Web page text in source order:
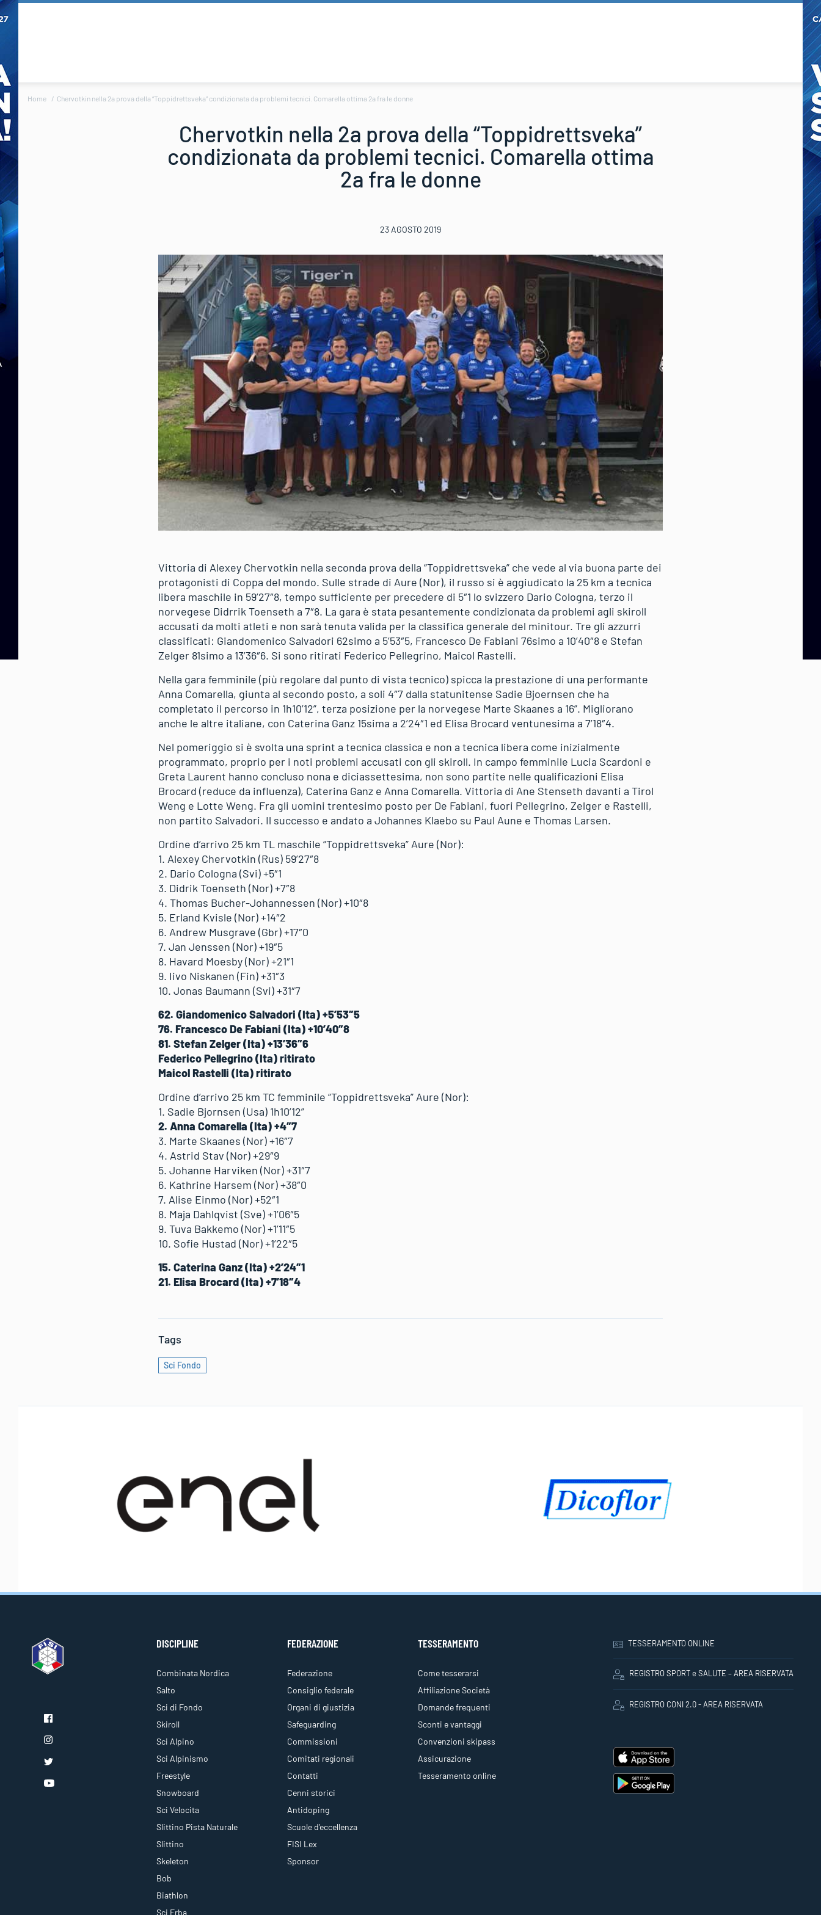
Home Chervotkin nella 2a prova della “Toppidrettsveka” condizionata da problemi tecnici. Comarella ottima 2a fra le donne
Chervotkin nella 2a prova della “Toppidrettsveka”
condizionata da problemi tecnici. Comarella ottima
2a fra le donne
23 AGOSTO 2019
Vittoria di Alexey Chervotkin nella seconda prova della “Toppidrettsveka” che vede al via buona parte dei
protagonisti di Coppa del mondo. Sulle strade di Aure (Nor), il russo si è aggiudicato la 25 km a tecnica
libera maschile in 59’27″8, tempo sufficiente per precedere di 5″1 lo svizzero Dario Cologna, terzo il
norvegese Didrrik Toenseth a 7″8. La gara è stata pesantemente condizionata da problemi agli skiroll
accusati da molti atleti e non sarà tenuta valida per la classifica generale del minitour. Tre gli azzurri
classificati: Giandomenico Salvadori 62simo a 5’53″5, Francesco De Fabiani 76simo a 10’40″8 e Stefan
Zelger 81simo a 13’36″6. Si sono ritirati Federico Pellegrino, Maicol Rastelli.
Nella gara femminile (più regolare dal punto di vista tecnico) spicca la prestazione di una performante
Anna Comarella, giunta al secondo posto, a soli 4″7 dalla statunitense Sadie Bjoernsen che ha
completato il percorso in 1h10’12”, terza posizione per la norvegese Marte Skaanes a 16”. Migliorano
anche le altre italiane, con Caterina Ganz 15sima a 2’24″1 ed Elisa Brocard ventunesima a 7’18″4.
Nel pomeriggio si è svolta una sprint a tecnica classica e non a tecnica libera come inizialmente
programmato, proprio per i noti problemi accusati con gli skiroll. In campo femminile Lucia Scardoni e
Greta Laurent hanno concluso nona e diciassettesima, non sono partite nelle qualificazioni Elisa
Brocard (reduce da influenza), Caterina Ganz e Anna Comarella. Vittoria di Ane Stenseth davanti a Tirol
Weng e Lotte Weng. Fra gli uomini trentesimo posto per De Fabiani, fuori Pellegrino, Zelger e Rastelli,
non partito Salvadori. Il successo e andato a Johannes Klaebo su Paul Aune e Thomas Larsen.
Ordine d’arrivo 25 km TL maschile “Toppidrettsveka” Aure (Nor):
1. Alexey Chervotkin (Rus) 59’27″8
2. Dario Cologna (Svi) +5″1
3. Didrik Toenseth (Nor) +7″8
4. Thomas Bucher-Johannessen (Nor) +10″8
5. Erland Kvisle (Nor) +14″2
6. Andrew Musgrave (Gbr) +17″0
7. Jan Jenssen (Nor) +19″5
8. Havard Moesby (Nor) +21″1
9. Iivo Niskanen (Fin) +31″3
10. Jonas Baumann (Svi) +31″7
62. Giandomenico Salvadori (Ita) +5’53″5
76. Francesco De Fabiani (Ita) +10’40″8
81. Stefan Zelger (Ita) +13’36″6
Federico Pellegrino (Ita) ritirato
Maicol Rastelli (Ita) ritirato
Ordine d’arrivo 25 km TC femminile “Toppidrettsveka” Aure (Nor):
1. Sadie Bjornsen (Usa) 1h10’12”
2. Anna Comarella (Ita) +4″7
3. Marte Skaanes (Nor) +16″7
4. Astrid Stav (Nor) +29″9
5. Johanne Harviken (Nor) +31″7
6. Kathrine Harsem (Nor) +38″0
7. Alise Einmo (Nor) +52″1
8. Maja Dahlqvist (Sve) +1’06″5
9. Tuva Bakkemo (Nor) +1’11″5
10. Sofie Hustad (Nor) +1’22″5
15. Caterina Ganz (Ita) +2’24″1
21. Elisa Brocard (Ita) +7’18″4
Tags
Sci Fondo
DISCIPLINE
Combinata Nordica
Salto
Sci di Fondo
Skiroll
Sci Alpino
Sci Alpinismo
Freestyle
Snowboard
Sci Velocita
Slittino Pista Naturale
Slittino
Skeleton
Bob
Biathlon
Sci Erba
FEDERAZIONE
Federazione
Consiglio federale
Organi di giustizia
Safeguarding
Commissioni
Comitati regionali
Contatti
Cenni storici
Antidoping
Scuole d'eccellenza
FISI Lex
Sponsor
TESSERAMENTO
Come tesserarsi
Affiliazione Società
Domande frequenti
Sconti e vantaggi
Convenzioni skipass
Assicurazione
Tesseramento online
TESSERAMENTO ONLINE
REGISTRO SPORT e SALUTE – AREA RISERVATA
REGISTRO CONI 2.0 - AREA RISERVATA